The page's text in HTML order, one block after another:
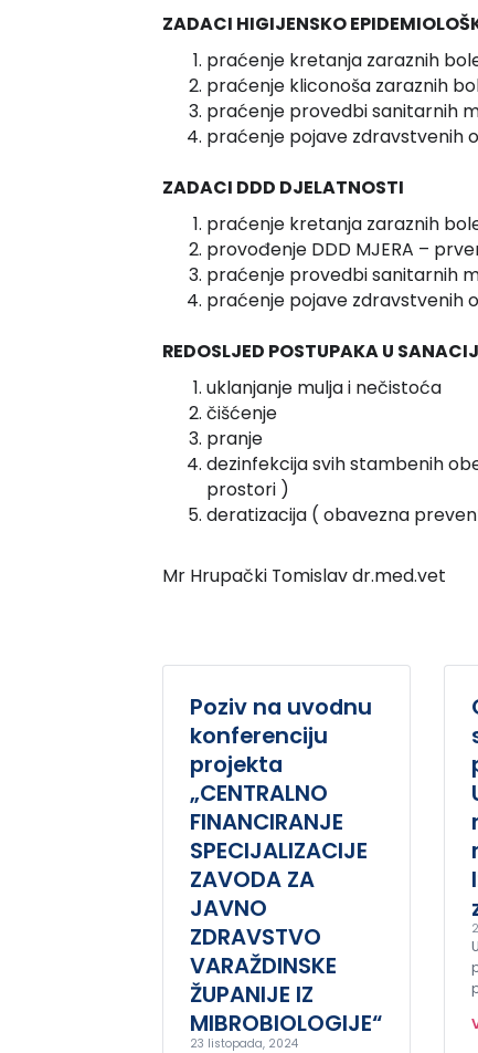
ZADACI HIGIJENSKO
praćenje kretanja zaraznih
praćenje kliconoša zaraznih
praćenje provedbi sanitarnih
praćenje pojave zdravstvenih
ZADACI DDD DJELATNOSTI
praćenje kretanja zaraznih
provođenje DDD MJERA –
praćenje provedbi sanitarnih
praćenje pojave zdravstvenih
REDOSLJED POSTUPAKA U
uklanjanje mulja i nečistoća
čišćenje
pranje
dezinfekcija svih stambenih
prostori )
deratizacija ( obavezna
Mr Hrupački Tomislav dr.med.vet
Poziv na uvodnu
konferenciju
projekta
„CENTRALNO
FINANCIRANJE
SPECIJALIZACIJE
ZAVODA ZA
JAVNO
ZDRAVSTVO
VARAŽDINSKE
ŽUPANIJE IZ
MIBROBIOLOGIJE“
23 listopada, 2024